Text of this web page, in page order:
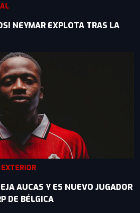
NEYMAR EXPLOTA TRAS LA
AUCAS Y ES NUEVO JUGADOR
DE BÉLGICA